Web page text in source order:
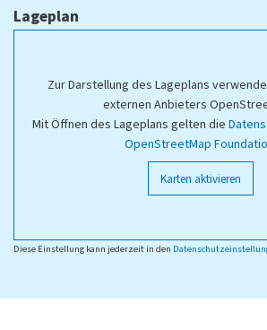
Lageplan
Zur Darstellung des Lageplans
externen Anbieters
Mit Öffnen des Lageplans gelten die
OpenStreetMap
Karten aktivieren
Diese Einstellung kann jederzeit in den